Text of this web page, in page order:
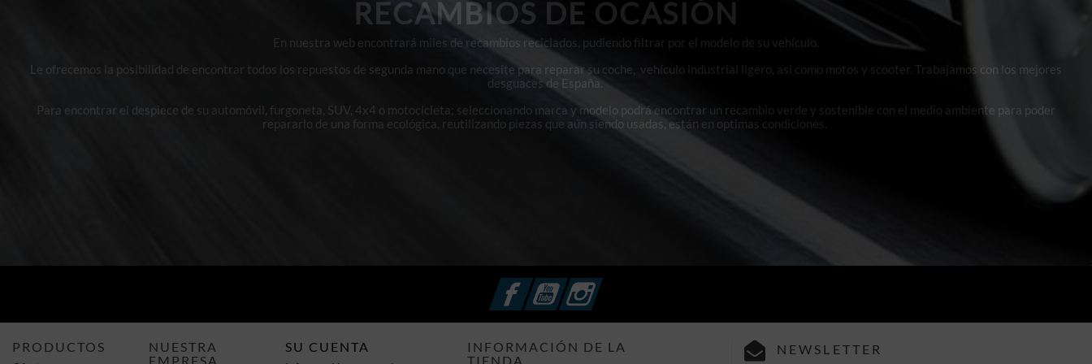
RECAMBIOS DE OCASIÓN
En nuestra web encontrará miles de recambios reciclados, pudiendo filtrar por el modelo de su vehículo.
Le ofrecemos la posibilidad de encontrar todos los repuestos de segunda mano que necesite para reparar su coche, vehículo industrial ligero, así como motos y scooter. Trabajamos con los mejores
desguaces de España.
Para encontrar el despiece de su automóvil, furgoneta, SUV, 4x4 o motocicleta; seleccionando marca y modelo podrá encontrar un recambio verde y sostenible con el medio ambiente para poder
repararlo de una forma ecológica, reutilizando piezas que aún siendo usadas, están en optimas condiciones.
FacebookYouTubeInstagram
PRODUCTOS
NUESTRA
EMPRESA
SU CUENTA
INFORMACIÓN DE LA
TIENDA
NEWSLETTER